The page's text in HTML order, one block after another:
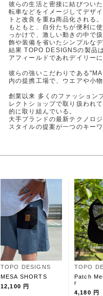
彼らの生活と密接に結びつい
転車などをイメージしてデザ
トと改良を重ね商品化される。
もともと、自分たちが便利に
っかけで、激しい動きの中で
飾や装備を省いたシンプルな
結果 TOPO DESIGNSの製品
アフィールドであれデイリー
彼らの強いこだわりである
内の提携工場で、ウエアや小
創業以来 多くのファッション
レクトショップで取り扱われ
的に取り組んでいる。
大手ブランドの最新テクノロ
スタイルの提案が一つのキー
TOPO DESIGNS
MESA SHORTS
12,100 円
TOPO
Patch
r
4,180 円